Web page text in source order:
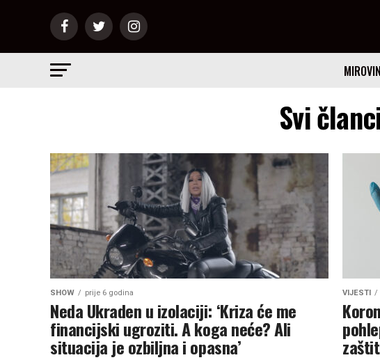
Svi
SHOW prije 6 godina
Neda Ukraden u izolaciji: ‘Kriza će me
financijski ugroziti. A koga neće? Ali
situacija je ozbiljna i opasna’
VIJESTI